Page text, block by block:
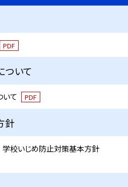
PDF
ついて
て PDF
針
校いじめ防止対策基本方針